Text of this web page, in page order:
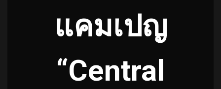
แคมเปญ
“Central